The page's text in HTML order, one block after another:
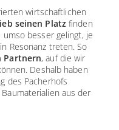
wirtschaftlichen
seinen Platzfinden
umso besser gelingt, je
Resonanz treten. So
Partnern, auf die wir
Deshalb haben
des Pacherhofs
aus der